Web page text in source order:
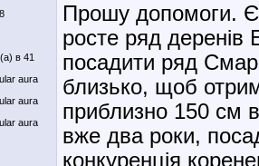
в 41
Прошу допомоги.
росте ряд деренів
посадити ряд
близько, щоб
приблизно 150 см
вже два роки,
конкуренція